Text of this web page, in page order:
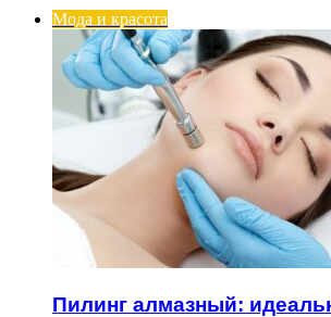
Мода и красота
Пилинг алмазный: